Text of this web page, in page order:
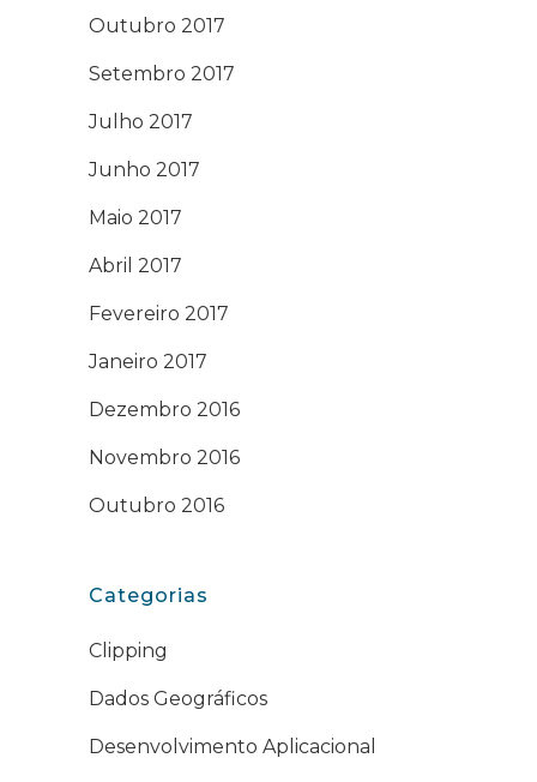
Outubro 2017
Setembro 2017
Julho 2017
Junho 2017
Maio 2017
Abril 2017
Fevereiro 2017
Janeiro 2017
Dezembro 2016
Novembro 2016
Outubro 2016
Categorias
Clipping
Dados Geográficos
Desenvolvimento Aplicacional